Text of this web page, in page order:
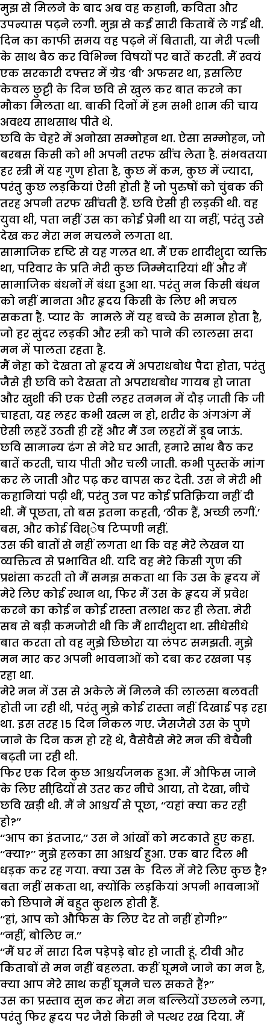
मुझ से मिलने के बाद अब वह कहानी, कविता और
उपन्यास पढ़ने लगी. मुझ से कई सारी किताबें ले गई थी.
दिन का काफी समय वह पढ़ने में बिताती, या मेरी पत्नी
के साथ बैठ कर विभिन्न विषयों पर बातें करती. मैं स्वयं
एक सरकारी दफ्तर में ग्रेड ‘बी’ अफसर था, इसलिए
केवल छुट्टी के दिन छवि से खुल कर बात करने का
मौका मिलता था. बाकी दिनों में हम सभी शाम की चाय
अवश्य साथसाथ पीते थे.
छवि के चेहरे में अनोखा सम्मोहन था. ऐसा सम्मोहन, जो
बरबस किसी को भी अपनी तरफ खींच लेता है. संभवतया
हर स्त्री में यह गुण होता है, कुछ में कम, कुछ में ज्यादा,
परंतु कुछ लड़कियां ऐसी होती हैं जो पुरुषों को चुंबक की
तरह अपनी तरफ खींचती हैं. छवि ऐसी ही लड़की थी. वह
युवा थी, पता नहीं उस का कोई प्रेमी था या नहीं, परंतु उसे
देख कर मेरा मन मचलने लगता था.
सामाजिक दृष्टि से यह गलत था. मैं एक शादीशुदा व्यक्ति
था, परिवार के प्रति मेरी कुछ जिम्मेदारियां थीं और मैं
सामाजिक बंधनों में बंधा हुआ था. परंतु मन किसी बंधन
को नहीं मानता और हृदय किसी के लिए भी मचल
सकता है. प्यार के मामले में यह बच्चे के समान होता है,
जो हर सुंदर लड़की और स्त्री को पाने की लालसा सदा
मन में पालता रहता है.
मैं नेहा को देखता तो हृदय में अपराधबोध पैदा होता, परंतु
जैसे ही छवि को देखता तो अपराधबोध गायब हो जाता
और खुशी की एक ऐसी लहर तनमन में दौड़ जाती कि जी
चाहता, यह लहर कभी खत्म न हो, शरीर के अंगअंग में
ऐसी लहरें उठती ही रहें और मैं उन लहरों में डूब जाऊं.
छवि सामान्य ढंग से मेरे घर आती, हमारे साथ बैठ कर
बातें करती, चाय पीती और चली जाती. कभी पुस्तकें मांग
कर ले जाती और पढ़ कर वापस कर देती. उस ने मेरी भी
कहानियां पढ़ी थीं, परंतु उन पर कोई प्रतिक्रिया नहीं दी
थी. मैं पूछता, तो बस इतना कहती, ‘ठीक हैं, अच्छी लगीं.’
बस, और कोई विश्ेष टिप्पणी नहीं.
उस की बातों से नहीं लगता था कि वह मेरे लेखन या
व्यक्तित्व से प्रभावित थी. यदि वह मेरे किसी गुण की
प्रशंसा करती तो मैं समझ सकता था कि उस के हृदय में
मेरे लिए कोई स्थान था, फिर मैं उस के हृदय में प्रवेश
करने का कोई न कोई रास्ता तलाश कर ही लेता. मेरी
सब से बड़ी कमजोरी थी कि मैं शादीशुदा था. सीधेसीधे
बात करता तो वह मुझे छिछोरा या लंपट समझती. मुझे
मन मार कर अपनी भावनाओं को दबा कर रखना पड़
रहा था.
मेरे मन में उस से अकेले में मिलने की लालसा बलवती
होती जा रही थी, परंतु मुझे कोई रास्ता नहीं दिखाई पड़ रहा
था. इस तरह 15 दिन निकल गए. जैसजैसे उस के पुणे
जाने के दिन कम हो रहे थे, वैसेवैसे मेरे मन की बेचैनी
बढ़ती जा रही थी.
फिर एक दिन कुछ आश्चर्यजनक हुआ. मैं औफिस जाने
के लिए सीढि़यों से उतर कर नीचे आया, तो देखा, नीचे
छवि खड़ी थी. मैं ने आश्चर्य से पूछा, ‘‘यहां क्या कर रही
हो?’’
‘‘आप का इंतजार,’’ उस ने आंखों को मटकाते हुए कहा.
‘‘क्या?’’ मुझे हलका सा आश्चर्य हुआ. एक बार दिल भी
धड़क कर रह गया. क्या उस के दिल में मेरे लिए कुछ है?
बता नहीं सकता था, क्योंकि लड़कियां अपनी भावनाओं
को छिपाने में बहुत कुशल होती हैं.
‘‘हां, आप को औफिस के लिए देर तो नहीं होगी?’’
‘‘नहीं, बोलिए न.’’
‘‘मैं घर में सारा दिन पड़ेपड़े बोर हो जाती हूं. टीवी और
किताबों से मन नहीं बहलता. कहीं घूमने जाने का मन है,
क्या आप मेरे साथ कहीं घूमने चल सकते हैं?’’
उस का प्रस्ताव सुन कर मेरा मन बल्लियों उछलने लगा,
परंतु फिर हृदय पर जैसे किसी ने पत्थर रख दिया. मैं